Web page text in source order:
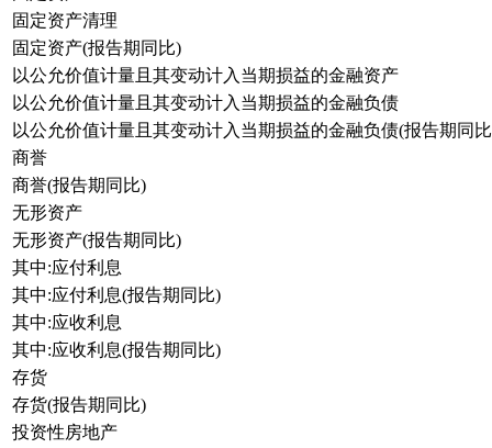
固定资产清理
固定资产(报告期同比)
以公允价值计量且其变动计入当期损益的金融资产
以公允价值计量且其变动计入当期损益的金融负债
以公允价值计量且其变动计入当期损益的金融负债(报告期同
商誉
商誉(报告期同比)
无形资产
无形资产(报告期同比)
其中:应付利息
其中:应付利息(报告期同比)
其中:应收利息
其中:应收利息(报告期同比)
存货
存货(报告期同比)
投资性房地产